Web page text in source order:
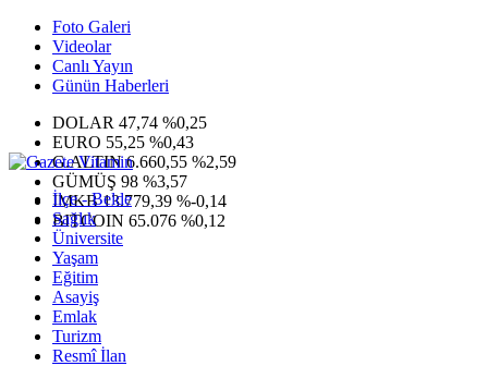
Foto Galeri
Videolar
Canlı Yayın
Günün Haberleri
DOLAR 47,74 %0,25
EURO 55,25 %0,43
G.ALTIN6.660,55 %2,59
GÜMÜŞ 98 %3,57
IMKB13.779,39 %-0,14
BITCOIN 65.076 %0,12
İlçe - Belde
Sağlık
Üniversite
Yaşam
Eğitim
Asayiş
Emlak
Turizm
Resmî İlan